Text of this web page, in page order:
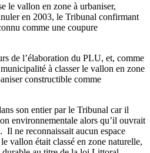
le vallon en zone à urbaniser,
en 2003, le Tribunal confirmant
comme une coupure
de l’élaboration du PLU, et, comme
à classer le vallon en zone
constructible comme
son entier par le Tribunal car il
environnementale alors qu’il ouvrait
Il ne reconnaissait aucun espace
vallon était classé en zone naturelle,